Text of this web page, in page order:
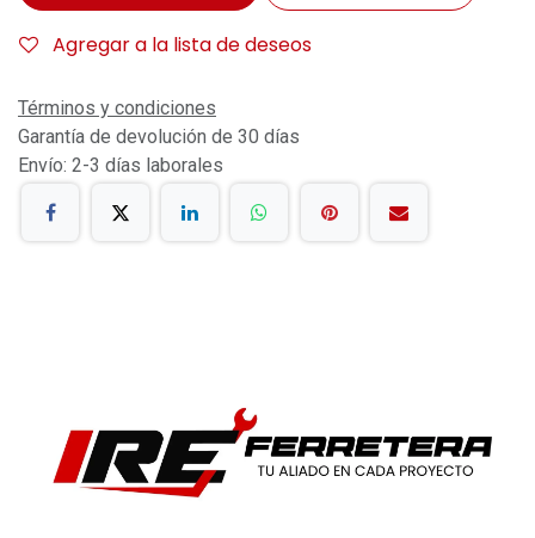
Agregar a la lista de deseos
Términos y condiciones
Garantía de devolución de 30 días
Envío: 2-3 días laborales